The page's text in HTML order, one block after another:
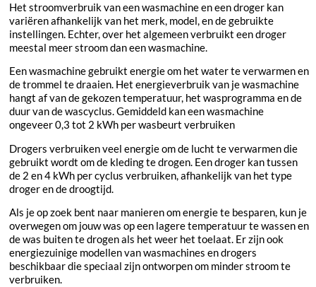
Het stroomverbruik van een wasmachine en een droger kan
variëren afhankelijk van het merk, model, en de gebruikte
instellingen. Echter, over het algemeen verbruikt een droger
meestal meer stroom dan een wasmachine.
Een wasmachine gebruikt energie om het water te verwarmen en
de trommel te draaien. Het energieverbruik van je wasmachine
hangt af van de gekozen temperatuur, het wasprogramma en de
duur van de wascyclus. Gemiddeld kan een wasmachine
ongeveer 0,3 tot 2 kWh per wasbeurt verbruiken
Drogers verbruiken veel energie om de lucht te verwarmen die
gebruikt wordt om de kleding te drogen. Een droger kan tussen
de 2 en 4 kWh per cyclus verbruiken, afhankelijk van het type
droger en de droogtijd.
Als je op zoek bent naar manieren om energie te besparen, kun je
overwegen om jouw was op een lagere temperatuur te wassen en
de was buiten te drogen als het weer het toelaat. Er zijn ook
energiezuinige modellen van wasmachines en drogers
beschikbaar die speciaal zijn ontworpen om minder stroom te
verbruiken.